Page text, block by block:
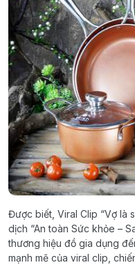
Được biết, Viral Clip “Vợ là
dịch “An toàn Sức khỏe –
thương hiệu đồ gia dụng
mạnh mẽ của viral clip,